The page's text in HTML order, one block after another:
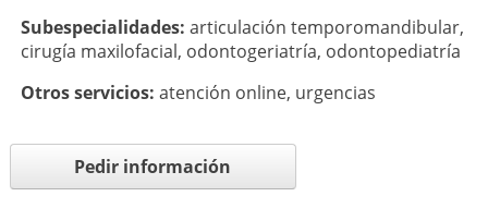
Subespecialidades: articulación temporomandibular,
cirugía maxilofacial, odontogeriatría, odontopediatría
Otros servicios: atención online, urgencias
Pedir información